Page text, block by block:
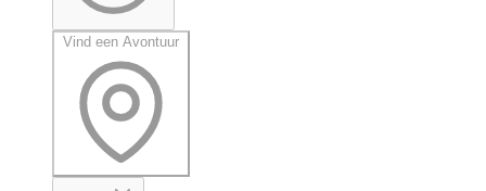
Vind een Avontuur